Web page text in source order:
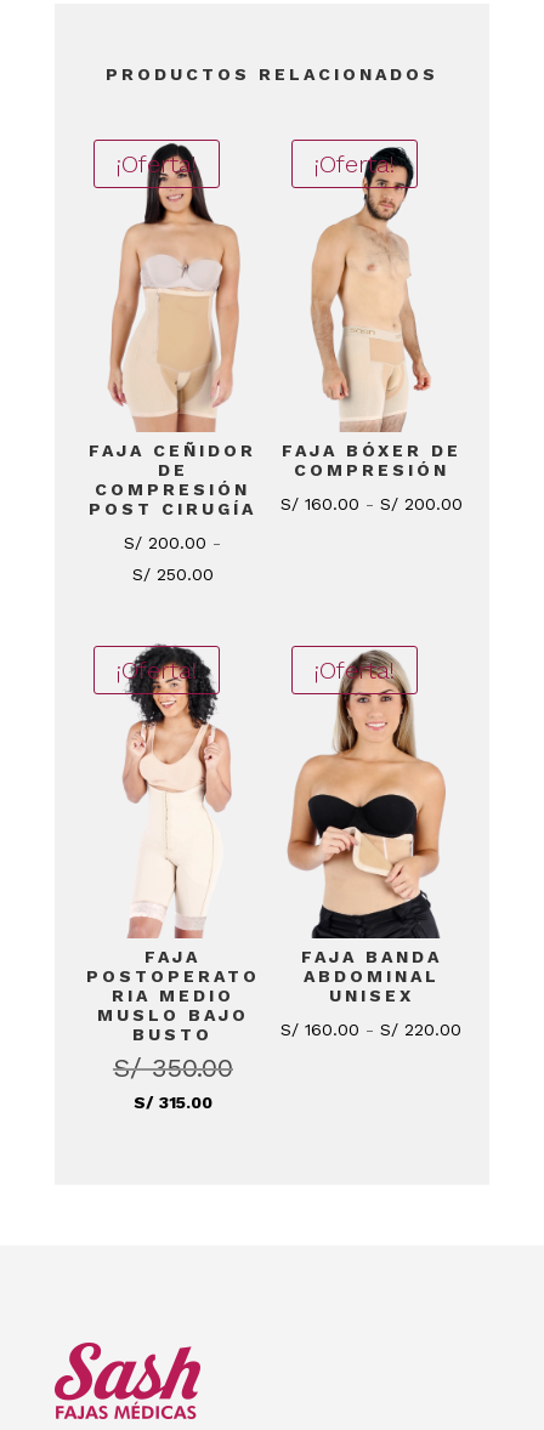
PRODUCTOS RELACIONADOS
¡Oferta!
FAJA CEÑIDOR
DE
COMPRESIÓN
POST CIRUGÍA
S/ 200.00 -
S/250.00Rango
S/ 200.00
hasta
S/ 250.00
¡Oferta!
FAJA BÓXER DE
COMPRESIÓN
S/160.00 - S/200.00Rango
¡Oferta!
FAJA
POSTOPERATO
RIA MEDIO
MUSLO BAJO
BUSTO
S/350.00El
S/315.00El
¡Oferta!
FAJA BANDA
ABDOMINAL
UNISEX
S/ 160.00 - S/ 220.00